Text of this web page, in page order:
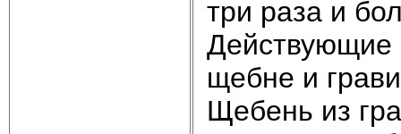
три раза и
Действующие
щебне и
Щебень из